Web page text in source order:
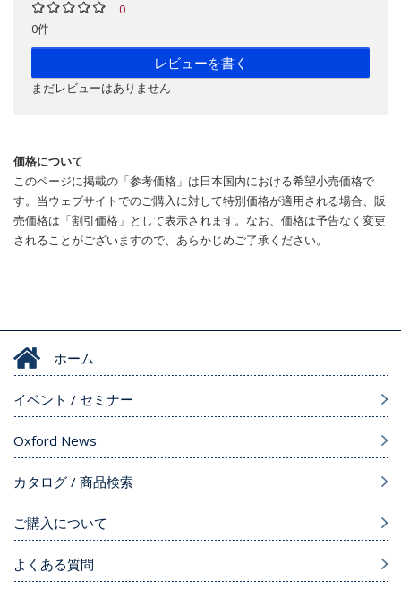
0
0件
レビューを書く
まだレビューはありません
価格について
このページに掲載の「参考価格」は日本国内における希望小売価格で
す。当ウェブサイトでのご購入に対して特別価格が適用される場合、販
売価格は「割引価格」として表示されます。なお、価格は予告なく変更
されることがございますので、あらかじめご了承ください。
ホーム
イベント / セミナー
Oxford News
カタログ / 商品検索
ご購入について
よくある質問